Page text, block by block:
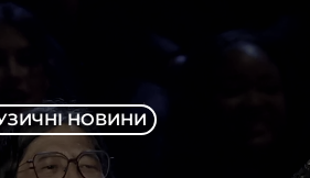
НОВИНИ